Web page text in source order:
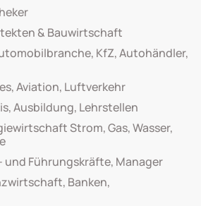
& Bauwirtschaft
KfZ, Autohändler,
Aviation, Luftverkehr
Ausbildung, Lehrstellen
Strom, Gas, Wasser,
und Führungskräfte, Manager
Banken,